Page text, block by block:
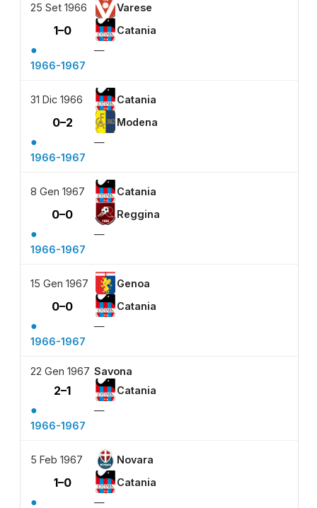
25 Set 1966 Varese
1–0 Catania
●
—
1966-1967
31 Dic 1966 Catania
0–2 Modena
●
—
1966-1967
8 Gen 1967 Catania
0–0 Reggina
●
—
1966-1967
15 Gen 1967 Genoa
0–0 Catania
●
—
1966-1967
22 Gen 1967 Savona
2–1 Catania
●
—
1966-1967
5 Feb 1967 Novara
1–0 Catania
● —